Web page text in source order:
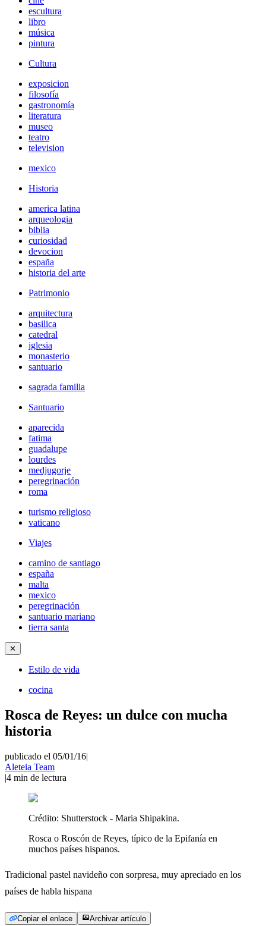
escultura
libro
música
pintura
Cultura
exposicion
filosofía
gastronomía
literatura
museo
teatro
television
mexico
Historia
america latina
arqueologia
biblia
curiosidad
devocion
españa
historia del arte
Patrimonio
arquitectura
basilica
catedral
iglesia
monasterio
santuario
sagrada familia
Santuario
aparecida
fatima
guadalupe
lourdes
medjugorje
peregrinación
roma
turismo religioso
vaticano
Viajes
camino de santiago
españa
malta
mexico
peregrinación
santuario mariano
tierra santa
✕
Estilo de vida
cocina
Rosca de Reyes: un dulce con mucha
historia
publicado el 05/01/16|
Aleteia Team
|4 min de lectura
Crédito: Shutterstock - Maria Shipakina.
Rosca o Roscón de Reyes, típico de la Epifanía en
muchos países hispanos.
Tradicional pastel navideño con sorpresa, muy apreciado en los
países de habla hispana
Copiar el enlace Archivar artículo